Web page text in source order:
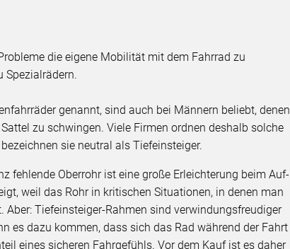
die eigene Mobilität mit dem Fahrrad zu
Spezialrädern.
genannt, sind auch bei Männern beliebt, denen
zu schwingen. Viele Firmen ordnen deshalb solche
sie neutral als Tiefeinsteiger.
fehlende Oberrohr ist eine große Erleichterung beim Auf-
weil das Rohr in kritischen Situationen, in denen man
Tiefeinsteiger-Rahmen sind verwindungsfreudiger
es dazu kommen, dass sich das Rad während der Fahrt
eines sicheren Fahrgefühls. Vor dem Kauf ist es daher